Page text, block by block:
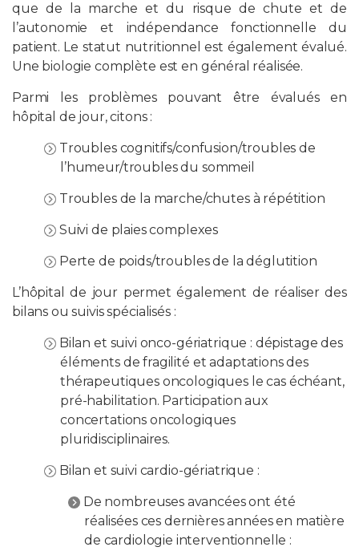
que de la marche et du risque de chute et de
l’autonomie et indépendance fonctionnelle du
patient. Le statut nutritionnel est également évalué.
Une biologie complète est en général réalisée.
Parmi les problèmes pouvant être évalués en
hôpital de jour, citons :
Troubles cognitifs/confusion/troubles de
l’humeur/troubles du sommeil
Troubles de la marche/chutes à répétition
Suivi de plaies complexes
Perte de poids/troubles de la déglutition
L’hôpital de jour permet également de réaliser des
bilans ou suivis spécialisés :
Bilan et suivi onco-gériatrique : dépistage des
éléments de fragilité et adaptations des
thérapeutiques oncologiques le cas échéant,
pré-habilitation. Participation aux
concertations oncologiques
pluridisciplinaires.
Bilan et suivi cardio-gériatrique :
De nombreuses avancées ont été
réalisées ces dernières années en matière
de cardiologie interventionnelle :